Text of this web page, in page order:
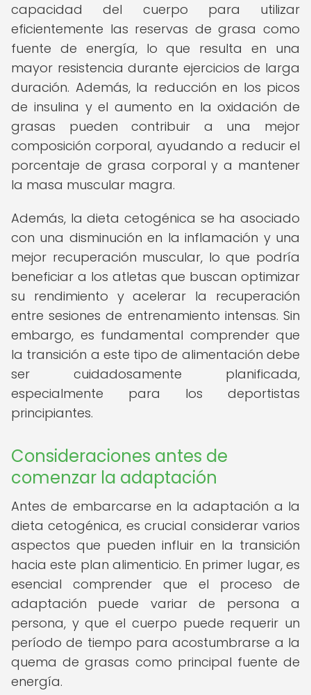
capacidad del cuerpo para utilizar
eficientemente las reservas de grasa como
fuente de energía, lo que resulta en una
mayor resistencia durante ejercicios de larga
duración. Además, la reducción en los picos
de insulina y el aumento en la oxidación de
grasas pueden contribuir a una mejor
composición corporal, ayudando a reducir el
porcentaje de grasa corporal y a mantener
la masa muscular magra.
Además, la dieta cetogénica se ha asociado
con una disminución en la inflamación y una
mejor recuperación muscular, lo que podría
beneficiar a los atletas que buscan optimizar
su rendimiento y acelerar la recuperación
entre sesiones de entrenamiento intensas. Sin
embargo, es fundamental comprender que
la transición a este tipo de alimentación debe
ser cuidadosamente planificada,
especialmente para los deportistas
principiantes.
Consideraciones antes de
comenzar la adaptación
Antes de embarcarse en la adaptación a la
dieta cetogénica, es crucial considerar varios
aspectos que pueden influir en la transición
hacia este plan alimenticio. En primer lugar, es
esencial comprender que el proceso de
adaptación puede variar de persona a
persona, y que el cuerpo puede requerir un
período de tiempo para acostumbrarse a la
quema de grasas como principal fuente de
energía.